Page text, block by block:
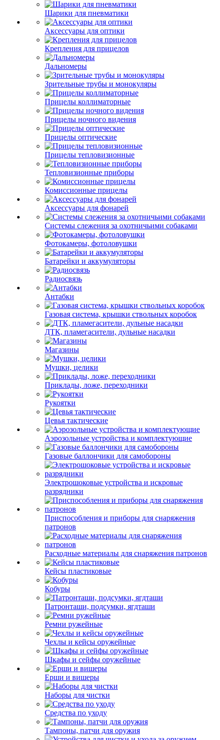
Шарики для пневматики
Аксессуары для оптики
Крепления для прицелов
Дальномеры
Зрительные трубы и монокуляры
Прицелы коллиматорные
Прицелы ночного видения
Прицелы оптические
Прицелы тепловизионные
Тепловизионные приборы
Комиссионные прицелы
Аксессуары для фонарей
Системы слежения за охотничьими собаками
Фотокамеры, фотоловушки
Батарейки и аккумуляторы
Радиосвязь
Антабки
Газовая система, крышки ствольных коробок
ДТК, пламегасители, дульные насадки
Магазины
Мушки, целики
Приклады, ложе, переходники
Рукоятки
Цевья тактические
Аэрозольные устройства и комплектующие
Газовые баллончики для самобороны
Электрошоковые устройства и искровые
разрядники
Приспособления и приборы для снаряжения
патронов
Расходные материалы для снаряжения патронов
Кейсы пластиковые
Кобуры
Патронташи, подсумки, ягдташи
Ремни ружейные
Чехлы и кейсы оружейные
Шкафы и сейфы оружейные
Ерши и вишеры
Наборы для чистки
Средства по уходу
Тампоны, патчи для оружия